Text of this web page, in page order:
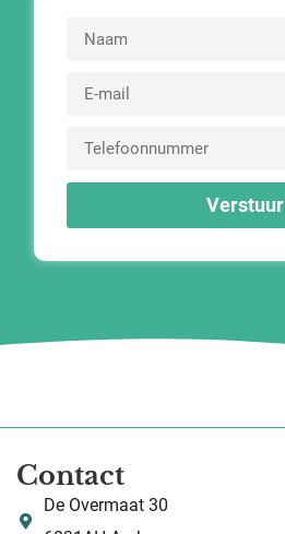
Verstuur
Contact
De Overmaat 30